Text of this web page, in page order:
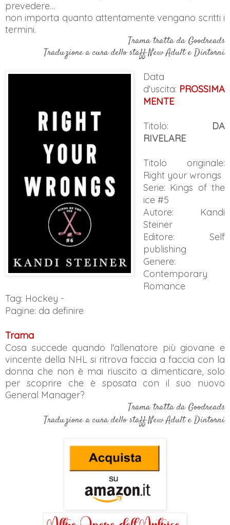
prevedere…
non importa quanto attentamente vengano scritti i
termini.
Trama tratta da Goodreads
Traduzione a cura dello staff New Adult e Dintorni
Data
d'uscita: PROSSIMA
MENTE
Titolo: DA
RIVELARE
Titolo originale:
Right your wrongs
Serie: Kings of the
ice #5
Autore: Kandi
Steiner
Editore: Self
publishing
Genere:
Contemporary
Romance
Tag: Hockey -
Pagine: da definire
Trama
Cosa succede quando l'allenatore più giovane e
vincente della NHL si ritrova faccia a faccia con la
donna che non è mai riuscito a dimenticare, solo
per scoprire che è sposata con il suo nuovo
General Manager?
Trama tratta da Goodreads
Traduzione a cura dello staff New Adult e Dintorni